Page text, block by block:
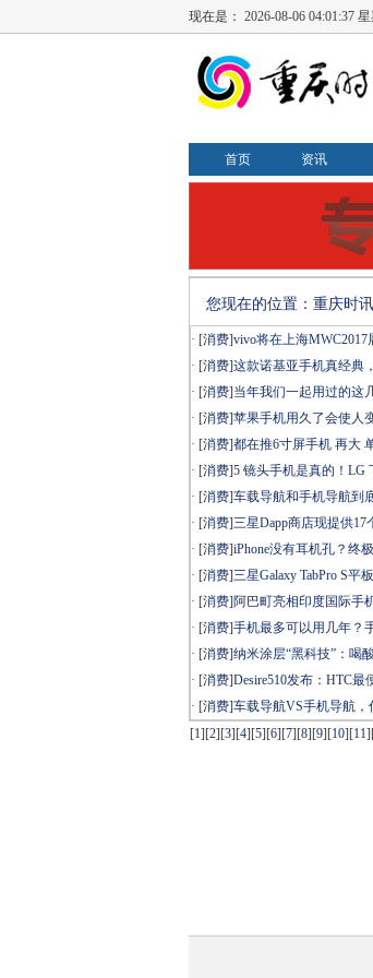
现在是： 2026-08-06 04:01:37
首页 资讯
您现在的位置： 重庆时
· [消费]vivo将在上海
· [消费]这款诺基亚手机真经典
· [消费]当年我们一起用过的这
· [消费]苹果手机用久了会使人
· [消费]都在推6寸屏手机 再大
· [消费]5 镜头手机是真的！LG
· [消费]车载导航和手机导航到
· [消费]三星Dapp商店现提供
· [消费]iPhone没有耳机孔？终
· [消费]三星Galaxy TabPro S平
· [消费]阿巴町亮相印度国际手
· [消费]手机最多可以用几年？
· [消费]纳米涂层“黑科技”：喝
· [消费]Desire510发布：HTC最
· [消费]车载导航VS手机导航，
[1][2][3][4][5][6][7][8][9][10][11]